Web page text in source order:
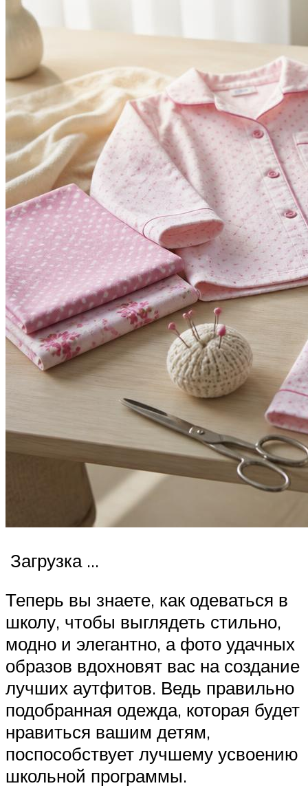
Загрузка …
Теперь вы знаете, как одеваться в
школу, чтобы выглядеть стильно,
модно и элегантно, а фото удачных
образов вдохновят вас на создание
лучших аутфитов. Ведь правильно
подобранная одежда, которая будет
нравиться вашим детям,
поспособствует лучшему усвоению
школьной программы.